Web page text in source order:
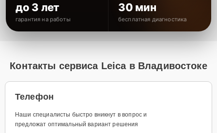
до 3 лет
гарантия на работы
30 мин
бесплатная диагностика
Контакты сервиса Leica в Владивостоке
Телефон
Наши специалисты быстро вникнут в вопрос и
предложат оптимальный вариант решения